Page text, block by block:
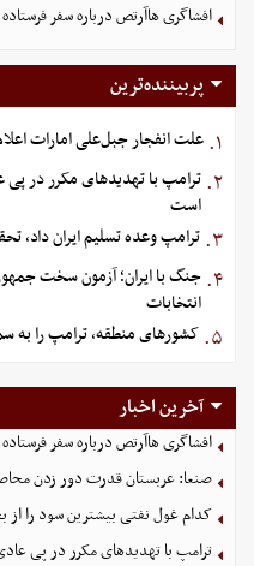
افشاگری هاآرتص درباره سفر فرستاده
پربیننده‌ترین
۱. علت انفجار جبل‌علی امارات
۲. ترامپ با تهدیدهای مکرر در
است
۳. ترامپ وعده تسلیم ایران داد،
۴. جنگ با ایران؛ آزمون سخت
انتخابات
۵. کشورهای منطقه، ترامپ را به
آخرین اخبار
افشاگری هاآرتص درباره سفر فرستاده
صنعا: عربستان قدرت دور زدن
کدام غول نفتی بیشترین سود را از
ترامپ با تهدیدهای مکرر در پی